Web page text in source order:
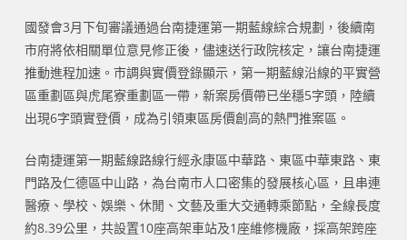
國發會3月下旬審議通過台南捷運第一期藍線綜合規劃，後續南
市府將依相關單位意見修正後，儘速送行政院核定，讓台南捷運
推動進程加速。市調與實價登錄顯示，第一期藍線沿線的平實營
區重劃區與虎尾寮重劃區一帶，新案房價帶已坐穩5字頭，陸續
出現6字頭實登價，成為引領東區房價創高的熱門推案區。
台南捷運第一期藍線路線行經永康區中華路、東區中華東路、東
門路及仁德區中山路，為台南市人口密集的發展核心區，且串連
醫療、學校、娛樂、休閒、文藝及重大交通轉乘節點，全線長度
約8.39公里，共設置10座高架車站及1座維修機廠，採高架跨座